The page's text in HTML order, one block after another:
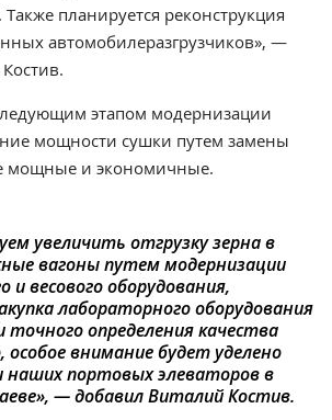
планируется реконструкция
автомобилеразгрузчиков», —
этапом модернизации
мощности сушки путем замены
мощные и экономичные.
увеличить отгрузку зерна в
вагоны путем модернизации
и весового оборудования,
лабораторного оборудования
точного определения качества
особое внимание будет уделено
наших портовых элеваторов в
— добавил Виталий Костив.